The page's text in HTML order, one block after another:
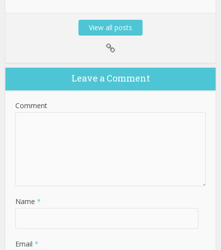
View all posts
Leave a Comment
Comment
Name *
Email *